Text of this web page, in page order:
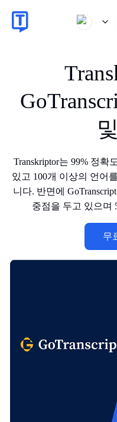
Transkriptor는 99% 정확
있고 100개 이상의 언어
니다. 반면에
중점을 두고 있으며
무